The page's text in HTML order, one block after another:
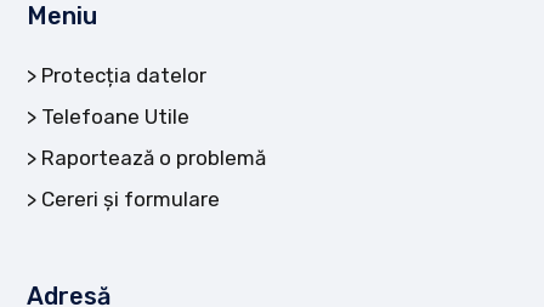
Meniu
Protecția datelor
Telefoane Utile
Raportează o problemă
Cereri și formulare
Adresă